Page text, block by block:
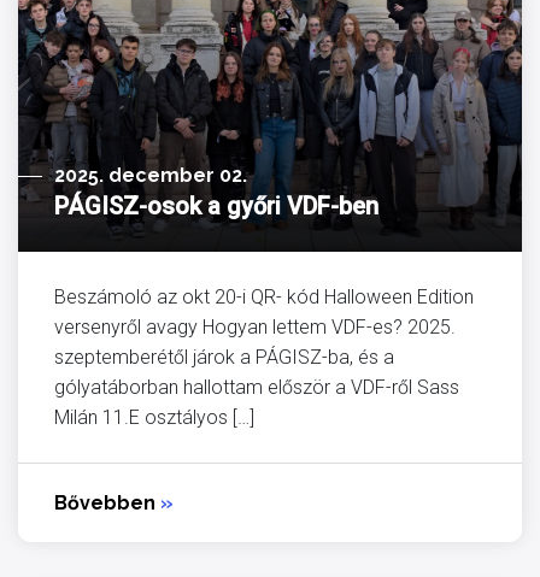
2025. december 02.
PÁGISZ-osok a győri VDF-ben
Beszámoló az okt 20-i QR- kód Halloween Edition
versenyről avagy Hogyan lettem VDF-es? 2025.
szeptemberétől járok a PÁGISZ-ba, és a
gólyatáborban hallottam először a VDF-ről Sass
Milán 11.E osztályos […]
Bővebben »